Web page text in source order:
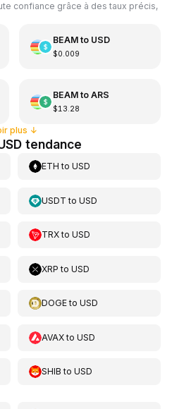
confiance grâce à des taux précis,
BEAMto USD
$0.009
BEAMto ARS
$13.28
plus ↓
tendance
ETH toUSD
USDT toUSD
TRXtoUSD
XRP toUSD
DOGEtoUSD
AVAXtoUSD
SHIB toUSD